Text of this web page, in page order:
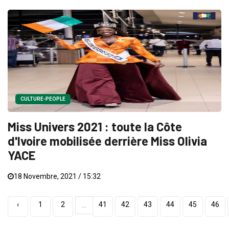
CULTURE-PEOPLE
Miss Univers 2021 : toute la Côte
d'Ivoire mobilisée derrière Miss Olivia
YACE
18 Novembre, 2021 / 15:32
‹ 1 2 41 42 43 44 45 46